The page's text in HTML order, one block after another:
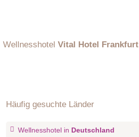
Wellnesshotel Vital Hotel Frankfurt
Häufig gesuchte Länder
Wellnesshotel in Deutschland